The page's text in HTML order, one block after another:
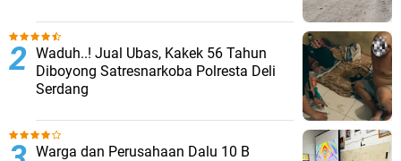
Waduh..! Jual Ubas, Kakek 56 Tahun
Diboyong Satresnarkoba Polresta Deli
Serdang
Warga dan Perusahaan Dalu 10 B